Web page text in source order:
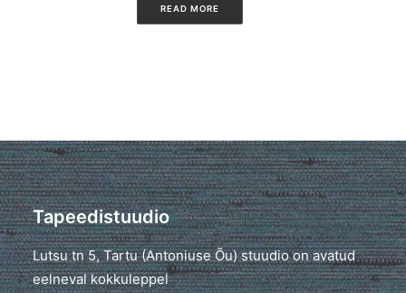
READ MORE
Tapeedistuudio
Lutsu tn 5, Tartu (Antoniuse Õu) stuudio on avatud
eelneval kokkuleppel